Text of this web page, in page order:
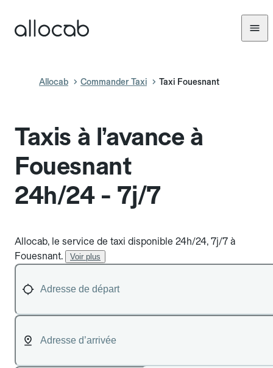
Allocab Commander Taxi Taxi Fouesnant
Taxis à l’avance à
Fouesnant
24h/24 - 7j/7
Allocab, le service de taxi disponible 24h/24, 7j/7 à
Fouesnant.
Voir plus